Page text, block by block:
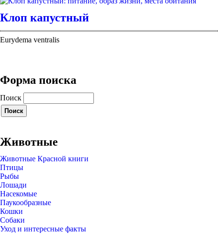
Клоп капустный
Eurydema ventralis
Форма поиска
Поиск
Животные
Животные Красной книги
Птицы
Рыбы
Лошади
Насекомые
Паукообразные
Кошки
Собаки
Уход и интересные факты